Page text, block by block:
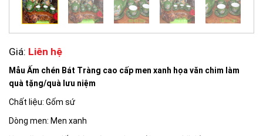
Giá: Liên hệ
Mẫu Ấm chén Bát Tràng cao cấp men xanh họa văn chim làm
quà tặng/quà lưu niệm
Chất liệu: Gốm sứ
Dòng men: Men xanh